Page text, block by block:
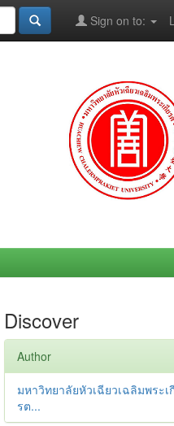
Sign on to:
Discover
Author
มหาวิทยาลัยหัวเฉียวเฉลิมพระเ
รต...